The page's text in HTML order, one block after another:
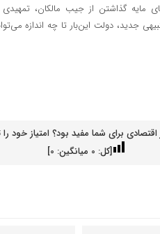
مایه گذاشتن از جیب مالکان،
جدید، دولت این‌بار تا چه اندازه
اقتصادی برای شما مفید بود؟ امتیاز خود
[کل: 0 میانگین: 0
]